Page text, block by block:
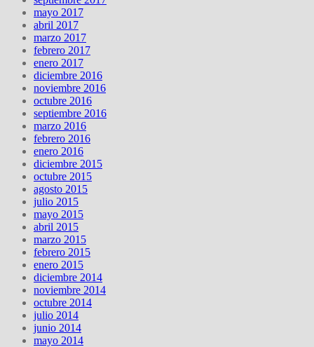
mayo 2017
abril 2017
marzo 2017
febrero 2017
enero 2017
diciembre 2016
noviembre 2016
octubre 2016
septiembre 2016
marzo 2016
febrero 2016
enero 2016
diciembre 2015
octubre 2015
agosto 2015
julio 2015
mayo 2015
abril 2015
marzo 2015
febrero 2015
enero 2015
diciembre 2014
noviembre 2014
octubre 2014
julio 2014
junio 2014
mayo 2014